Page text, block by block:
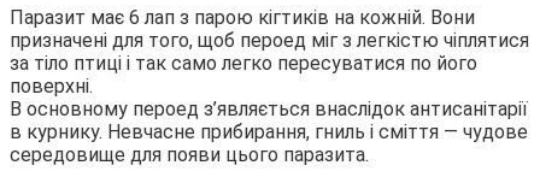
Паразит має 6 лап з парою кігтиків на кожній. Вони
призначені для того, щоб пероед міг з легкістю чіплятися
за тіло птиці і так само легко пересуватися по його
поверхні.
В основному пероед з’являється внаслідок антисанітарії
в курнику. Невчасне прибирання, гниль і сміття — чудове
середовище для появи цього паразита.